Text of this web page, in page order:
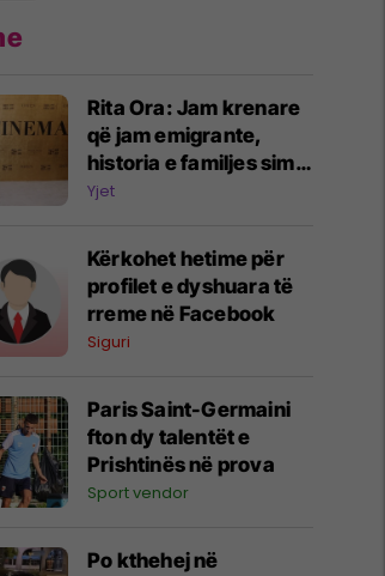
Rita Ora: Jam krenare
që jam emigrante,
historia e familjes sime
më ka bërë më të fortë
Yjet
Kërkohet hetime për
profilet e dyshuara të
rreme në Facebook
Siguri
Paris Saint-Germaini
fton dy talentët e
Prishtinës në prova
Sport vendor
Po kthehej në